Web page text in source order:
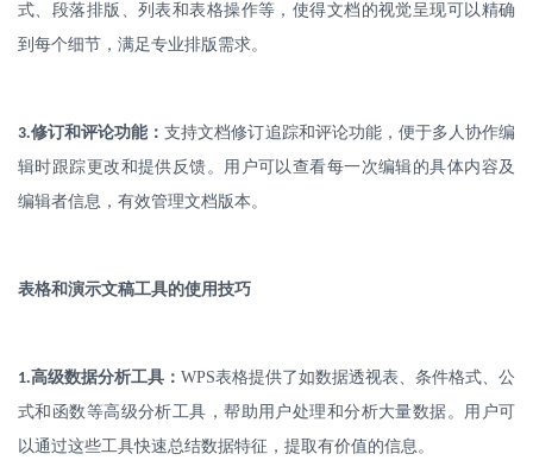
式、段落排版、列表和表格操作等，使得文档的视觉呈现可以精确
到每个细节，满足专业排版需求。
3.修订和评论功能：支持文档修订追踪和评论功能，便于多人协作编
辑时跟踪更改和提供反馈。用户可以查看每一次编辑的具体内容及
编辑者信息，有效管理文档版本。
表格和演示文稿工具的使用技巧
1.高级数据分析工具： WPS表格提供了如数据透视表、条件格式、公
式和函数等高级分析工具，帮助用户处理和分析大量数据。用户可
以通过这些工具快速总结数据特征，提取有价值的信息。